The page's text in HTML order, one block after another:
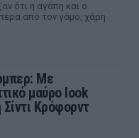
ότι η αγάπη και ο
από τον γάμο, χάρη
Με
μαύρο look
Σίντι Κρόφορντ